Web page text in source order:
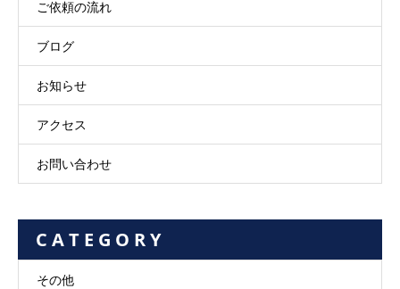
ご依頼の流れ
ブログ
お知らせ
アクセス
お問い合わせ
C A T E G O R Y
その他